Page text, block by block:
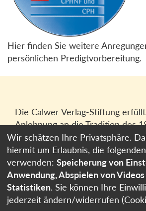
Hier finden Sie weitere
persönlichen Predigtvorbereitung.
Die Calwer Verlag-Stiftung
Anlehnung an die Tradition des
gegründeten Calwer
heutigen Calwer Verlag Bücher
GmbHin Stuttgart.
Impressum
Datenschutzerklärung
Cookie-Einstellungen
Wir schätzen Ihre Privatsphäre.
hiermit um Erlaubnis, die
verwenden: Speicherung von
Anwendung, Abspielen von
Statistiken. Sie können Ihre
jederzeit ändern/widerrufen